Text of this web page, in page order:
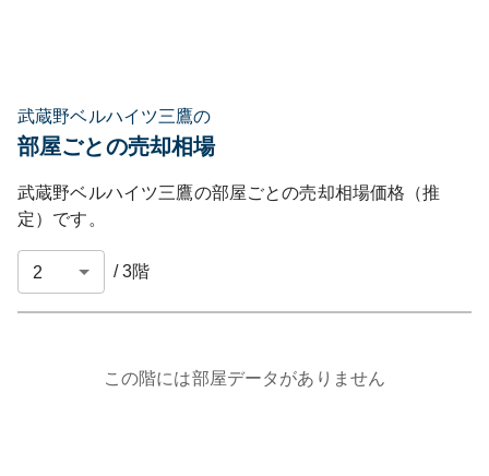
武蔵野ベルハイツ三鷹の
部屋ごとの売却相場
武蔵野ベルハイツ三鷹の部屋ごとの売却相場価格（推
定）です。
/3階
この階には部屋データがありません